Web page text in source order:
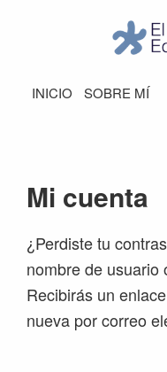
navegación
principal
barra
Valor
de
INICIO SOBRE MÍ
Mi cuenta
¿Perdiste tu
nombre de usuario
Recibirás un
nueva por correo